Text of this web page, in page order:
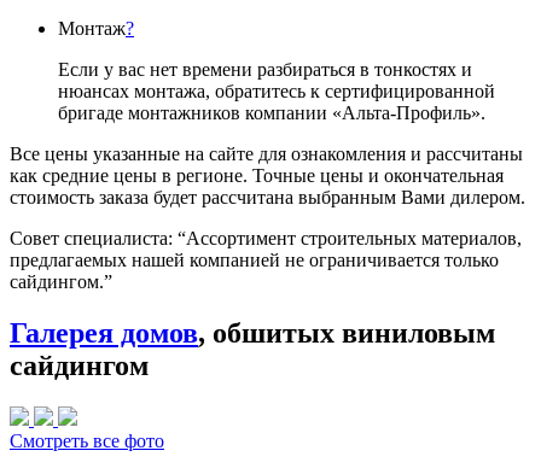
Монтаж?
Если у вас нет времени разбираться в тонкостях и
нюансах монтажа, обратитесь к сертифицированной
бригаде монтажников компании «Альта-Профиль».
Все цены указанные на сайте для ознакомления и рассчитаны
как средние цены в регионе. Точные цены и окончательная
стоимость заказа будет рассчитана выбранным Вами дилером.
Совет специалиста: “Ассортимент строительных материалов,
предлагаемых нашей компанией не ограничивается только
сайдингом.”
Галерея домов, обшитых виниловым
сайдингом
Смотреть все фото